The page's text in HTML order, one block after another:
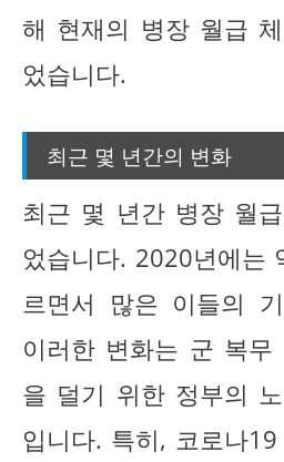
해 현재의 병장 월급
었습니다.
최근 몇 년간의 변화
최근 몇 년간 병장 월
었습니다. 2020년에는
르면서 많은 이들의
이러한 변화는 군 복
을 덜기 위한 정부의
입니다. 특히, 코로나